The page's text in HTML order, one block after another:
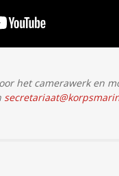
het camerawerk en